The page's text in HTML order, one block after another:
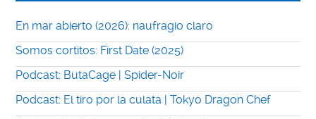
En mar abierto (2026): naufragio claro
Somos cortitos: First Date (2025)
Podcast: ButaCage | Spider-Noir
Podcast: El tiro por la culata | Tokyo Dragon Chef